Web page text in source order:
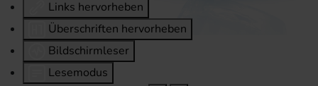
Links hervorheben
Überschriften hervorheben
Bildschirmleser
Lesemodus